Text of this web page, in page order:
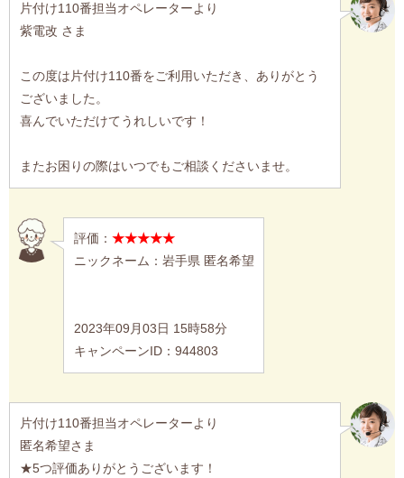
片付け110番担当オペレーターより
紫電改 さま
この度は片付け110番をご利用いただき、ありがとう
ございました。
喜んでいただけてうれしいです！
またお困りの際はいつでもご相談くださいませ。
評価： ★★★★★
ニックネーム：岩手県 匿名希望
2023年09月03日 15時58分
キャンペーンID：944803
片付け110番担当オペレーターより
匿名希望さま
★5つ評価ありがとうございます！